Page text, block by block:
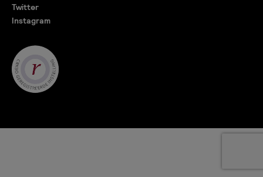
Twitter
Instagram